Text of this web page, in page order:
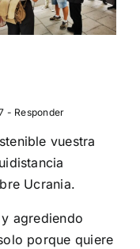
y el gran
- Responder
vuestra
Ucrania.
agrediendo
porque quiere